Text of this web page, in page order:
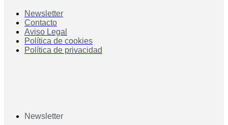
Newsletter
Contacto
Aviso Legal
Política de cookies
Política de privacidad
Newsletter